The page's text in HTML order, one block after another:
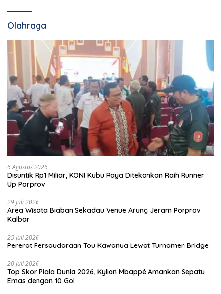
Olahraga
6 Agustus 2026
Disuntik Rp1 Miliar, KONI Kubu Raya Ditekankan Raih Runner
Up Porprov
29 Juli 2026
Area Wisata Biaban Sekadau Venue Arung Jeram Porprov
Kalbar
25 Juli 2026
Pererat Persaudaraan Tou Kawanua Lewat Turnamen Bridge
20 Juli 2026
Top Skor Piala Dunia 2026, Kylian Mbappé Amankan Sepatu
Emas dengan 10 Gol